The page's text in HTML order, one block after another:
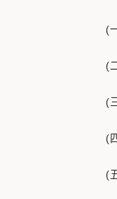
(一
(二
(三)
(四)
(五